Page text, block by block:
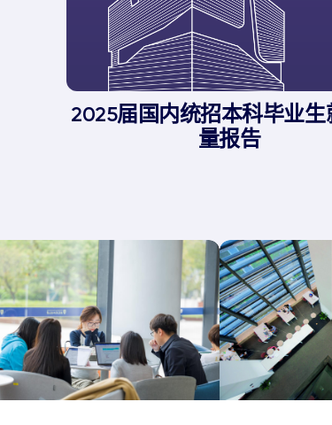
2025届国内统招本科毕业生
量报告